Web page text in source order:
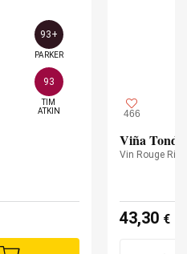
93+
PARKER
93
TIM
ATKIN
466
Viña
Vin Rouge
43,30 €